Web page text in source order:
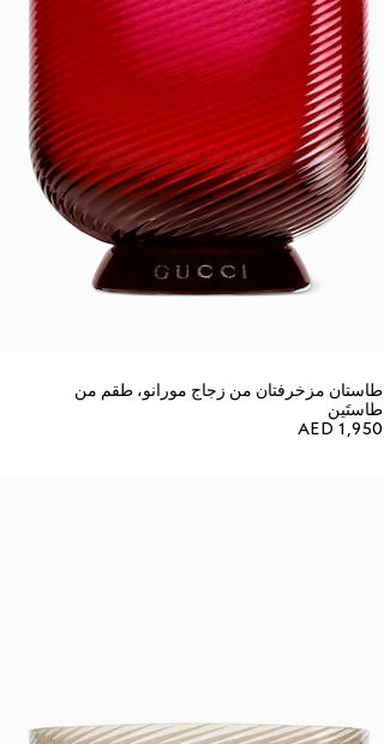
طاستان مزخرفتان من زجاج مورانو، طقم من
طاستَين
AED 1,950